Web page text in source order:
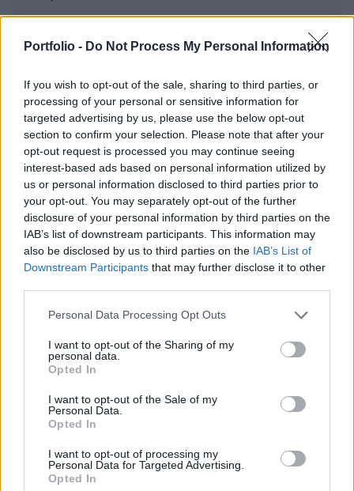
Portfolio - Do Not Process My Personal Information
If you wish to opt-out of the sale, sharing to third parties, or
processing of your personal or sensitive information for
targeted advertising by us, please use the below opt-out
section to confirm your selection. Please note that after your
opt-out request is processed you may continue seeing
interest-based ads based on personal information utilized by
us or personal information disclosed to third parties prior to
your opt-out. You may separately opt-out of the further
disclosure of your personal information by third parties on the
IAB’s list of downstream participants. This information may
also be disclosed by us to third parties on the IAB’s List of
Downstream Participants that may further disclose it to other
Personal Data Processing Opt Outs
I want to opt-out of the Sharing of my
personal data.
Opted In
I want to opt-out of the Sale of my
Personal Data.
Opted In
I want to opt-out of processing my
Personal Data for Targeted Advertising.
Opted In
A cikkek a szerzők véleményét tükrözik, amelyek
nem feltétlenül esnek egybe a Portfolio
a témához, küldje el cikkét a velemeny@portfolio.hu
címre.A megjelent cikkekitt olvashatók.
A háromtest-probléma címmel jelent meg húsz éve
az egyik legnagyobb sikerű kínai sci-fi regény Liu Ce-
hszin tollából, amelyet 2024-ben az egyik streaming
szolgáltató is feldolgozott egy lenyűgöző filmsorozat
formájában. A cím egy több évszázados fizikai és
matematikai problémára utal, amely szerint ha
három, hasonló tömegű égitest egymás körül kering,
akkor egyrészt a rendszer kaotikussá válik és nincs
egyikük – vagy a köztük mozgó kisebb test – idővel
törvényszerűen kilökődik a rendszerből.
Erre a valós fizikai jelenségre épül Liu regénye,
venni az irányt, mert anyabolygójuk egy
háromcsillagos rendszerben kering, így pályája